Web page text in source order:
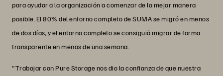
para ayudar a la organización a comenzar de la mejor manera
posible. El 80% del entorno completo de SUMA se migró en menos
de dos días, y el entorno completo se consiguió migrar de forma
transparente en menos de una semana.
"Trabajar con Pure Storage nos dio la confianza de que nuestra